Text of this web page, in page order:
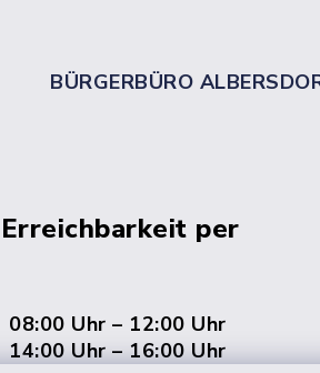
BÜRGERBÜRO
per
08:00 Uhr – 12:00 Uhr
14:00 Uhr – 16:00 Uhr